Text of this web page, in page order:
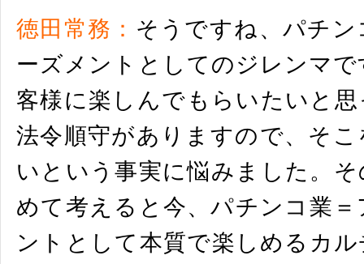
徳田常務： そうですね、 パチン
ーズメントとしてのジレンマで
客様に楽しんでもらいたいと
法令順守があ りますので、そ
いという事実に悩みました。
めて考えると今、パチンコ業＝
ントとして本質で楽しめるカ